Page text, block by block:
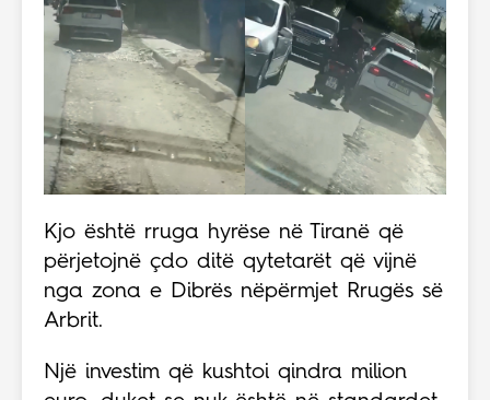
Kjo është rruga hyrëse në Tiranë që
përjetojnë çdo ditë qytetarët që vijnë
nga zona e Dibrës nëpërmjet Rrugës së
Arbrit.
Një investim që kushtoi qindra milion